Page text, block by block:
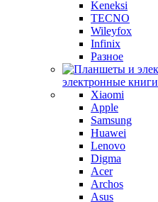
Keneksi
TECNO
Wileyfox
Infinix
Разное
электронные книги
Xiaomi
Apple
Samsung
Huawei
Lenovo
Digma
Acer
Archos
Asus